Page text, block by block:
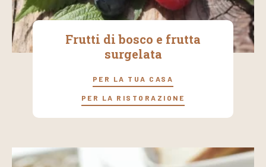
Frutti di bosco e frutta
surgelata
PER LA TUA CASA
PER LA RISTORAZIONE